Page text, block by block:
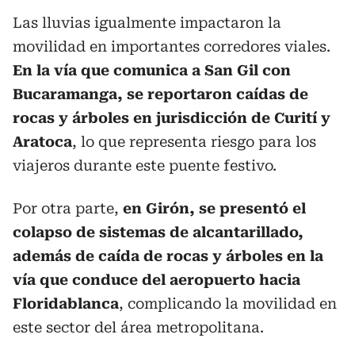
Las lluvias igualmente impactaron la
movilidad en importantes corredores viales.
En la vía que comunica a San Gil con
Bucaramanga, se reportaron caídas de
rocas y árboles en jurisdicción de Curití y
Aratoca, lo que representa riesgo para los
viajeros durante este puente festivo.
Por otra parte, en Girón, se presentó el
colapso de sistemas de alcantarillado,
además de caída de rocas y árboles en la
vía que conduce del aeropuerto hacia
Floridablanca, complicando la movilidad en
este sector del área metropolitana.